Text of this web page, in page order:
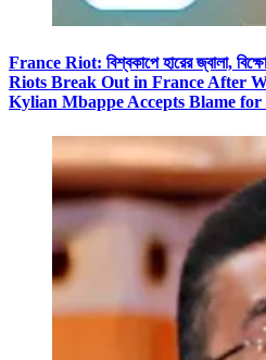
France Riot: বিশ্বকাপে হারের জ্বালা,
Riots Break Out in France After
Kylian Mbappe Accepts Blame for